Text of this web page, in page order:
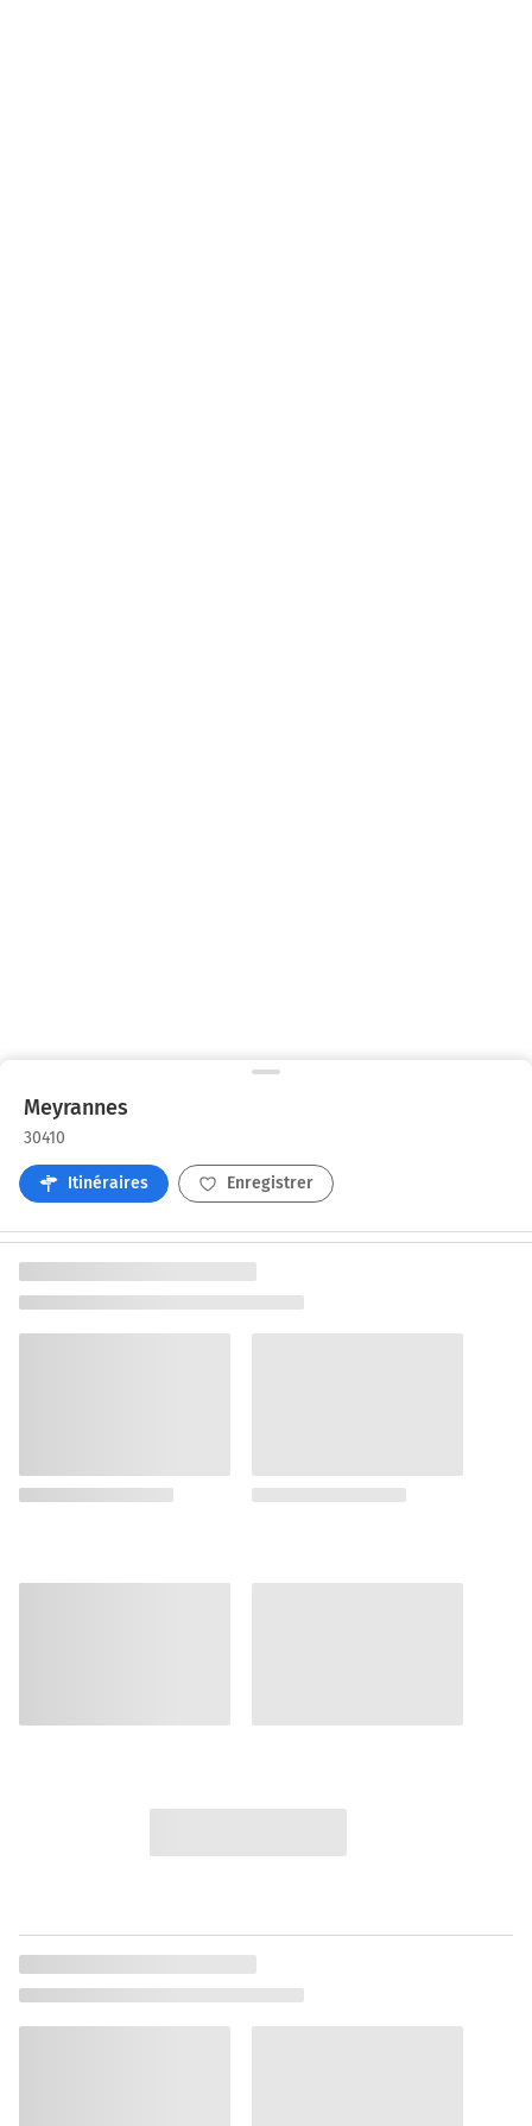
Meyrannes
30410
Itinéraires Enregistrer